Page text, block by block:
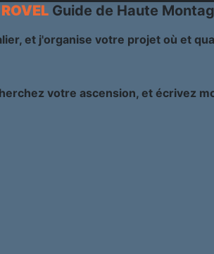
Guide de Haute
et j'organise votre projet où et
votre ascension, et écrivez